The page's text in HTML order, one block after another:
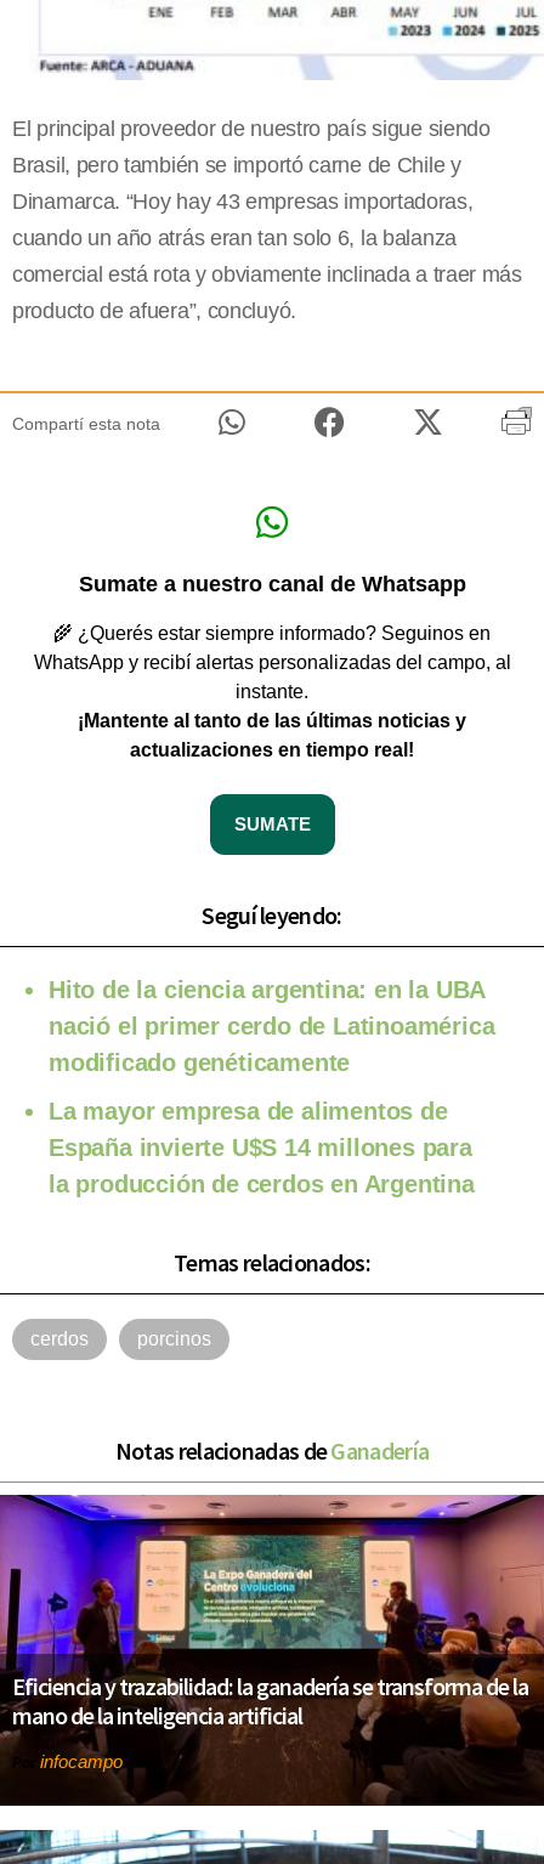
El principal proveedor de nuestro país sigue siendo
Brasil, pero también se importó carne de Chile y
Dinamarca. “Hoy hay 43 empresas importadoras,
cuando un año atrás eran tan solo 6, la balanza
comercial está rota y obviamente inclinada a traer más
producto de afuera”, concluyó.
Compartí esta nota
Sumate a nuestro canal de Whatsapp
🌾 ¿Querés estar siempre informado? Seguinos en
WhatsApp y recibí alertas personalizadas del campo, al
instante.
¡Mantente al tanto de las últimas noticias y
actualizaciones en tiempo real!
SUMATE
Seguí leyendo:
Hito de la ciencia argentina: en la UBA
nació el primer cerdo de Latinoamérica
modificado genéticamente
La mayor empresa de alimentos de
España invierte U$S 14 millones para
la producción de cerdos en Argentina
Temas relacionados:
cerdos porcinos
Notas relacionadas deGanadería
Eficiencia y trazabilidad: la ganadería se transforma de la
mano de la inteligencia artificial
Por infocampo